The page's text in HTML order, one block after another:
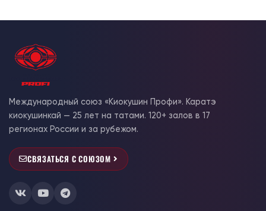
Международный союз «Киокушин Профи». Каратэ
киокушинкай — 25 лет на татами. 120+ залов в 17
регионах России и за рубежом.
СВЯЗАТЬСЯ С СОЮЗОМ